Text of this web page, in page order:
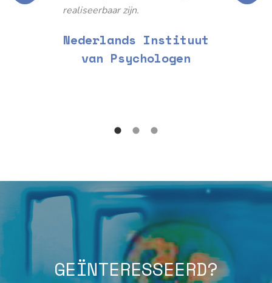
realiseerbaar zijn.
Nederlands Instituut
van Psychologen
GEÏNTERESSEERD?